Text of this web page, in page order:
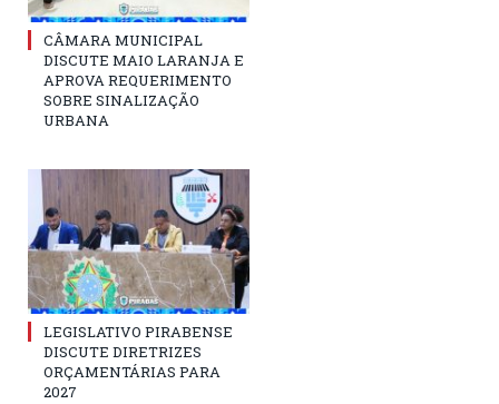
CÂMARA MUNICIPAL
DISCUTE MAIO LARANJA E
APROVA REQUERIMENTO
SOBRE SINALIZAÇÃO
URBANA
LEGISLATIVO PIRABENSE
DISCUTE DIRETRIZES
ORÇAMENTÁRIAS PARA
2027